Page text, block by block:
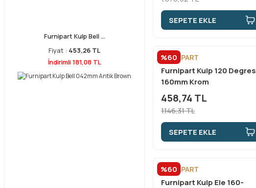
Furnipart Kulp Bell ...
Fiyat : 453,26 TL
İndirimli 181,08 TL
SEPETE EKLE
%60
FURNİPART
Furnipart Kulp 120 Degres
160mm Krom
458,74 TL
1.146,31 TL
SEPETE EKLE
%60
FURNİPART
Furnipart Kulp Ele 160-